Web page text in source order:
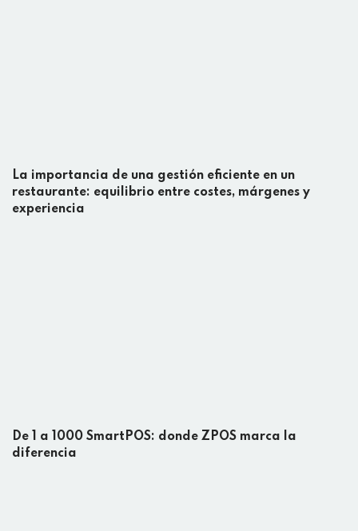
La importancia de una gestión eficiente en un
restaurante: equilibrio entre costes, márgenes y
experiencia
De 1 a 1000 SmartPOS: donde ZPOS marca la
diferencia